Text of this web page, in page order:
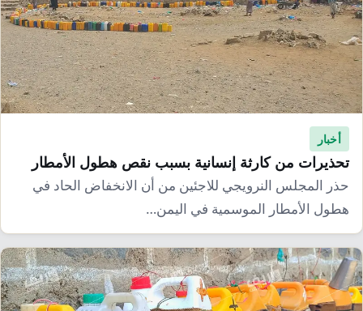
أخبار
تحذيرات من كارثة إنسانية بسبب نقص هطول الأمطار
حذر المجلس النرويجي للاجئين من أن الانخفاض الحاد في
هطول الأمطار الموسمية في اليمن…